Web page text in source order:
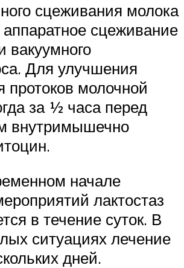
сцеживания молока
сцеживание
Для улучшения
протоков молочной
за ½ часа перед
внутримышечно
начале
лактостаз
в течение суток. В
ситуациях лечение
дней.